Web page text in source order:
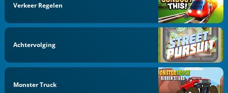
Verkeer Regelen
Achtervolging
Monster Truck